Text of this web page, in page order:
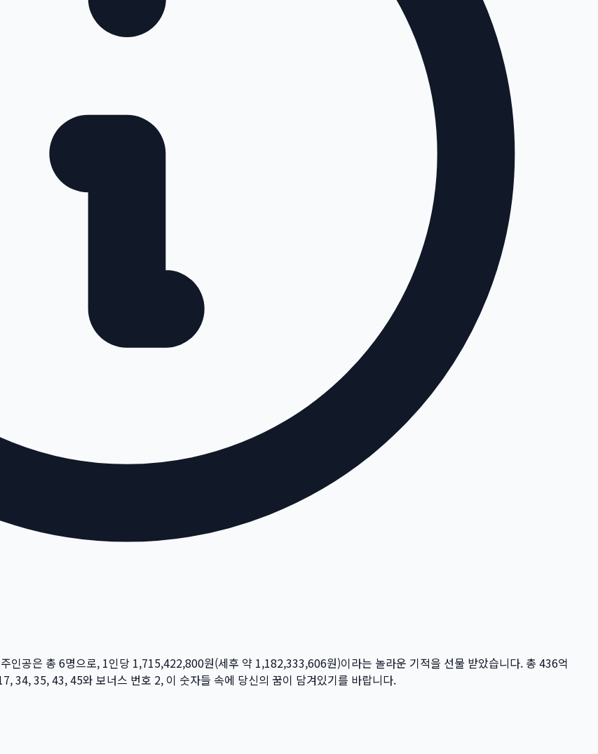
인공은 총 6명으로, 1인당 1,715,422,800원(세후 약 1,182,333,606원)이라는 놀라운 기적을 선물 받았습니다. 총 436억
34, 35, 43, 45와 보너스 번호 2, 이 숫자들 속에 당신의 꿈이 담겨있기를 바랍니다.